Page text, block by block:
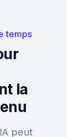
temps
la
peut